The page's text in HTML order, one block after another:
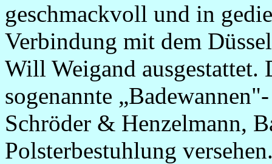
geschmackvoll und in
Verbindung mit dem
Will Weigand ausgestattet.
sogenannte
Schröder & Henzelmann,
Polsterbestuhlung